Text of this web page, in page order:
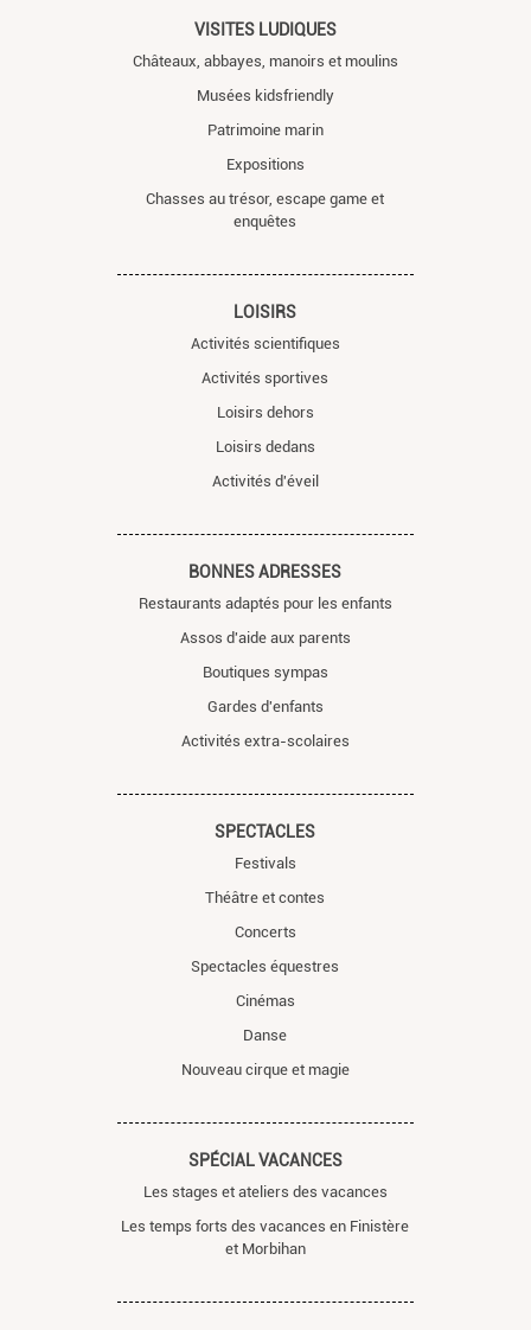
VISITES LUDIQUES
Châteaux, abbayes, manoirs et moulins
Musées kidsfriendly
Patrimoine marin
Expositions
Chasses au trésor, escape game et
enquêtes
LOISIRS
Activités scientifiques
Activités sportives
Loisirs dehors
Loisirs dedans
Activités d'éveil
BONNES ADRESSES
Restaurants adaptés pour les enfants
Assos d'aide aux parents
Boutiques sympas
Gardes d'enfants
Activités extra-scolaires
SPECTACLES
Festivals
Théâtre et contes
Concerts
Spectacles équestres
Cinémas
Danse
Nouveau cirque et magie
SPÉCIAL VACANCES
Les stages et ateliers des vacances
Les temps forts des vacances en Finistère
et Morbihan